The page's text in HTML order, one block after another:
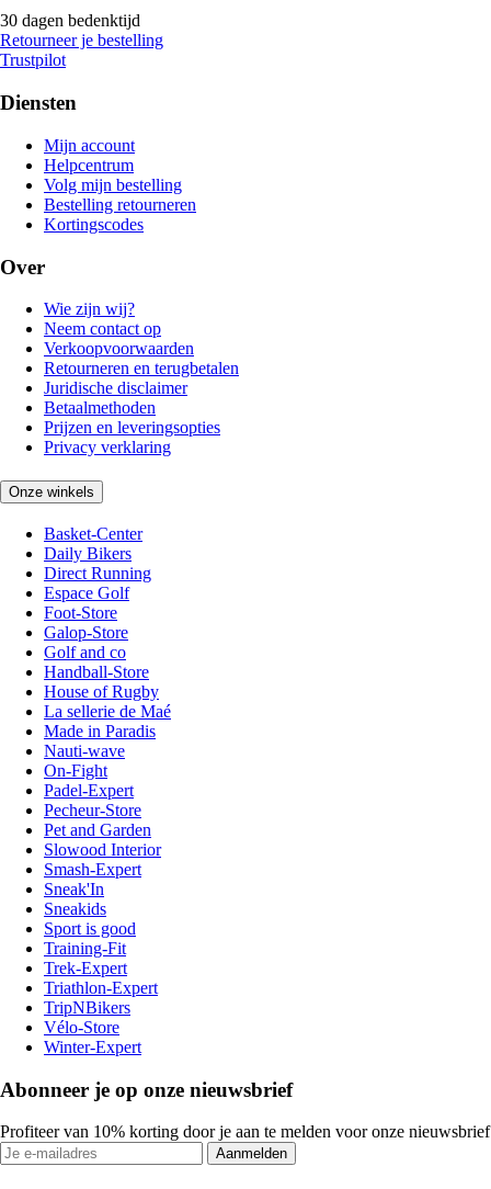
30 dagen bedenktijd
Retourneer je bestelling
Trustpilot
Diensten
Mijn account
Helpcentrum
Volg mijn bestelling
Bestelling retourneren
Kortingscodes
Over
Wie zijn wij?
Neem contact op
Verkoopvoorwaarden
Retourneren en terugbetalen
Juridische disclaimer
Betaalmethoden
Prijzen en leveringsopties
Privacy verklaring
Onze winkels
Basket-Center
Daily Bikers
Direct Running
Espace Golf
Foot-Store
Galop-Store
Golf and co
Handball-Store
House of Rugby
La sellerie de Maé
Made in Paradis
Nauti-wave
On-Fight
Padel-Expert
Pecheur-Store
Pet and Garden
Slowood Interior
Smash-Expert
Sneak'In
Sneakids
Sport is good
Training-Fit
Trek-Expert
Triathlon-Expert
TripNBikers
Vélo-Store
Winter-Expert
Abonneer je op onze nieuwsbrief
Profiteer van 10% korting door je aan te melden voor onze nieuwsbrief
Aanmelden